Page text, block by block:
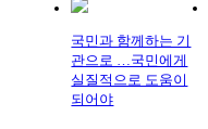
국민과 함께하는 기
관으로 …국민에게
실질적으로 도움이
되어야